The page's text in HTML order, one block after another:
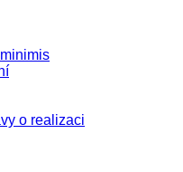
o realizaci